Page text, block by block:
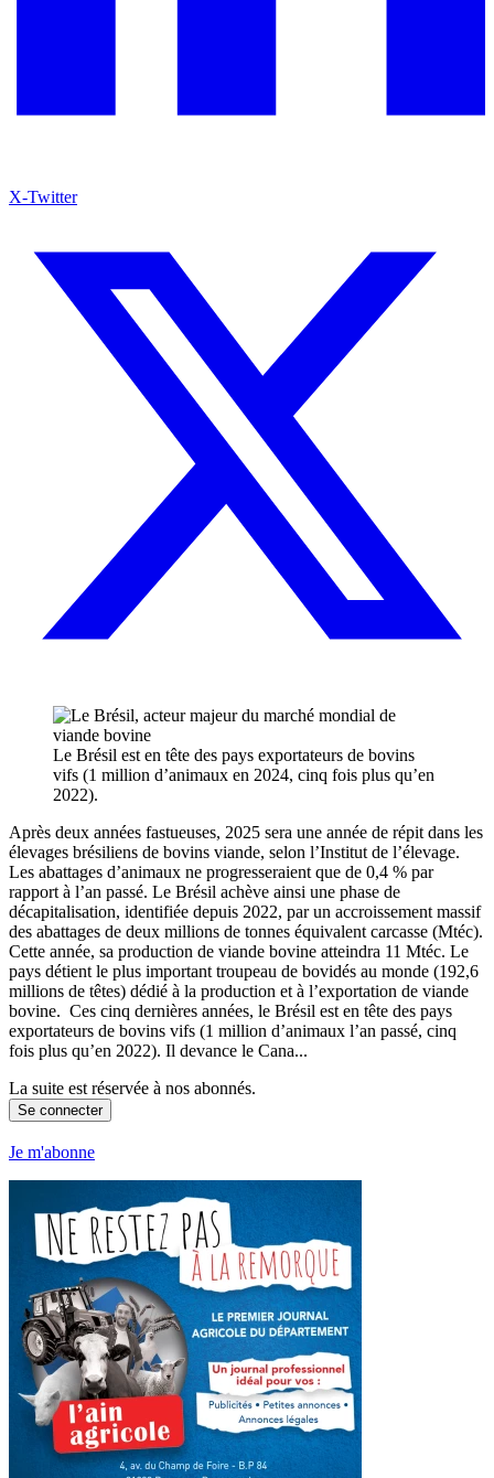
X-Twitter
Le Brésil est en tête des pays exportateurs de bovins
vifs (1 million d’animaux en 2024, cinq fois plus qu’en
2022).
Après deux années fastueuses, 2025 sera une année de répit dans les
élevages brésiliens de bovins viande, selon l’Institut de l’élevage.
Les abattages d’animaux ne progresseraient que de 0,4 % par
rapport à l’an passé. Le Brésil achève ainsi une phase de
décapitalisation, identifiée depuis 2022, par un accroissement massif
des abattages de deux millions de tonnes équivalent carcasse (Mtéc).
Cette année, sa production de viande bovine atteindra 11 Mtéc. Le
pays détient le plus important troupeau de bovidés au monde (192,6
millions de têtes) dédié à la production et à l’exportation de viande
bovine. Ces cinq dernières années, le Brésil est en tête des pays
exportateurs de bovins vifs (1 million d’animaux l’an passé, cinq
fois plus qu’en 2022). Il devance le Cana...
La suite est réservée à nos abonnés.
Se connecter
Je m'abonne